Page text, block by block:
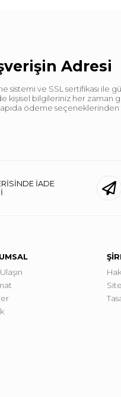
Adresi
sistemi ve SSL sertifikası ile
kişisel bilgileriniz her zaman
ödeme seçeneklerinden
İADE